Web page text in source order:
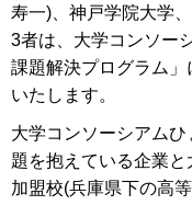
寿一)、神戸学院大学
3者は、大学コンソー
課題解決プログラム
いたします。
大学コンソーシアム
題を抱えている企業
加盟校(兵庫県下の高